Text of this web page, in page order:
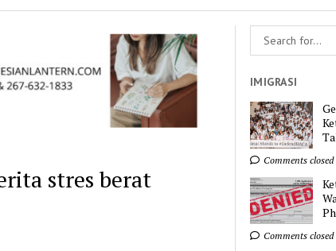
stres berat
IMIGRASI
Comments closed
Comments closed